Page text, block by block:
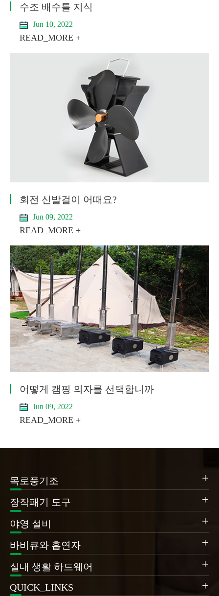
수조 배수틀 지식
Jun 10, 2022
READ_MORE +
회전 신발걸이 어때요?
Jun 09, 2022
READ_MORE +
어떻게 캠핑 의자를 선택합니까
Jun 09, 2022
READ_MORE +
목로풍기조 
장작패기 도구 
야영 설비 
바비큐와 흡연자 
실내 생활 하드웨어 
QUICK_LINKS 